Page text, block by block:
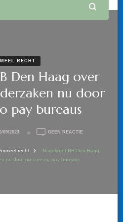
RECHT
Den Haag over
nu door
pay bureaus
09/2023 GEEN REACTIEOP
DEN
recht
Noodkreet RB Den Haag
nu door no cure no pay bureaus